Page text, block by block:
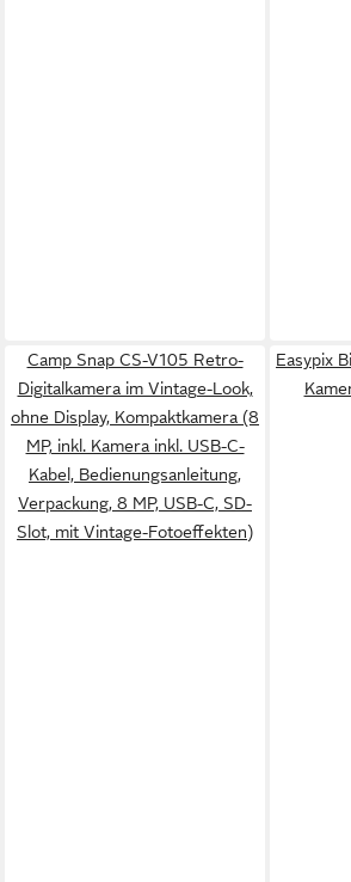
Camp Snap CS-V105 Retro-
Digitalkamera im Vintage-Look,
ohne Display, Kompaktkamera (8
MP, inkl. Kamera inkl. USB-C-
Kabel, Bedienungsanleitung,
Verpackung, 8 MP, USB-C, SD-
Slot, mit Vintage-Fotoeffekten)
Easypix